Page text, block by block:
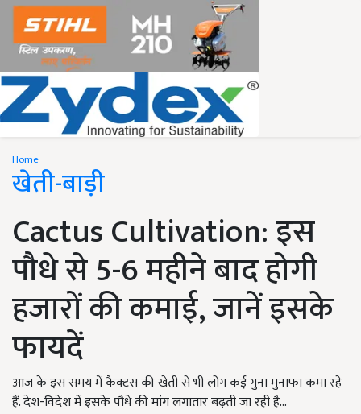
Home
खेती-बाड़ी
Cactus Cultivation: इस
पौधे से 5-6 महीने बाद होगी
हजारों की कमाई, जानें इसके
फायदें
आज के इस समय में कैक्टस की खेती से भी लोग कई गुना मुनाफा कमा रहे
हैं. देश-विदेश में इसके पौधे की मांग लगातार बढ़ती जा रही है...